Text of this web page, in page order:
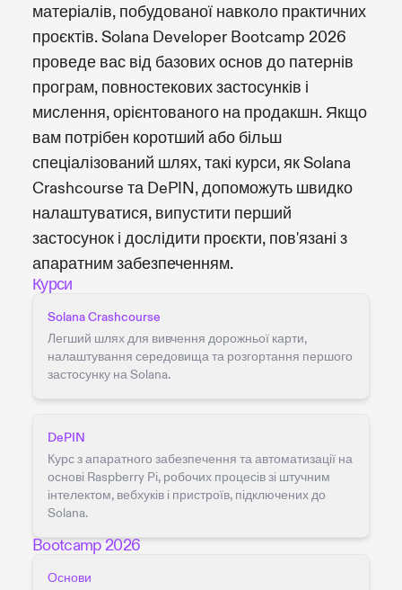
матеріалів, побудованої навколо практичних
проєктів. Solana Developer Bootcamp 2026
проведе вас від базових основ до патернів
програм, повностекових застосунків і
мислення, орієнтованого на продакшн. Якщо
вам потрібен коротший або більш
спеціалізований шлях, такі курси, як Solana
Crashcourse та DePIN, допоможуть швидко
налаштуватися, випустити перший
застосунок і дослідити проєкти, пов'язані з
апаратним забезпеченням.
Курси
Solana Crashcourse
Легший шлях для вивчення дорожньої карти,
налаштування середовища та розгортання першого
застосунку на Solana.
DePIN
Курс з апаратного забезпечення та автоматизації на
основі Raspberry Pi, робочих процесів зі штучним
інтелектом, вебхуків і пристроїв, підключених до
Solana.
Bootcamp 2026
Основи